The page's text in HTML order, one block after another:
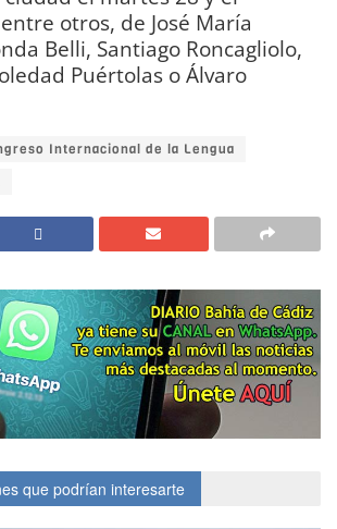
otros, de José María
Belli, Santiago Roncagliolo,
Puértolas o Álvaro
Internacional de la Lengua
que podrían interesarte